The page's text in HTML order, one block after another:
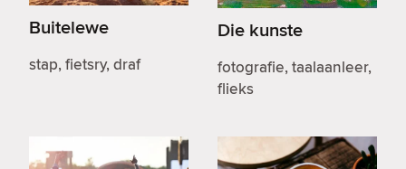
Buitelewe
stap, fietsry, draf
Die kunste
fotografie, taalaanleer,
flieks